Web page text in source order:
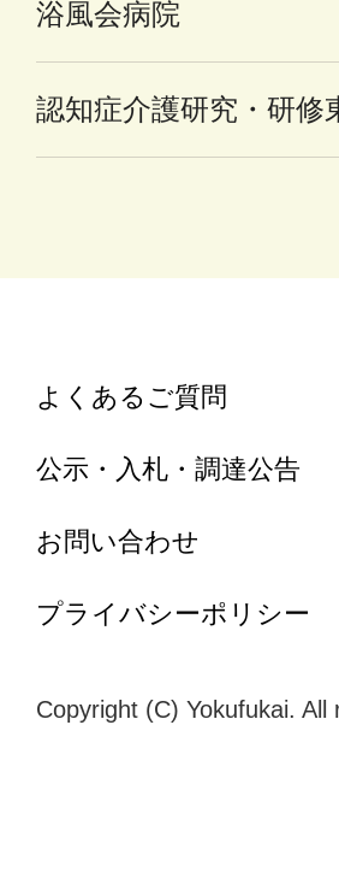
浴風会病院
認知症介護研究・研修
よくあるご質問
公示・入札・調達公告
お問い合わせ
プライバシーポリシー
Copyright (C) Yokufukai. All